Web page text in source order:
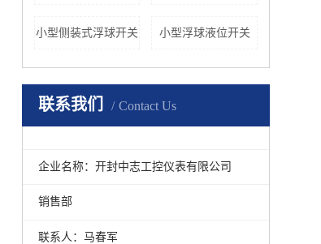
小型侧装式浮球开关 小型浮球液位开关
联系我们 Contact Us
企业名称：开封中志工控仪表有限公司
销售部
联系人：马春军